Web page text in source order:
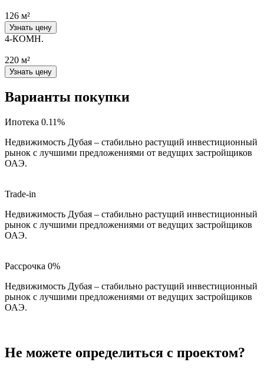
126 м²
Узнать цену
4-КОМН.
220 м²
Узнать цену
Варианты покупки
Ипотека 0.11%
Недвижимость Дубая – стабильно растущий инвестиционный
рынок с лучшими предложениями от ведущих застройщиков
ОАЭ.
Trade-in
Недвижимость Дубая – стабильно растущий инвестиционный
рынок с лучшими предложениями от ведущих застройщиков
ОАЭ.
Рассрочка 0%
Недвижимость Дубая – стабильно растущий инвестиционный
рынок с лучшими предложениями от ведущих застройщиков
ОАЭ.
Не можете определиться с проектом?